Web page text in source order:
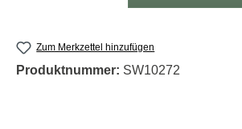
Zum Merkzettel hinzufügen
Produktnummer: SW10272